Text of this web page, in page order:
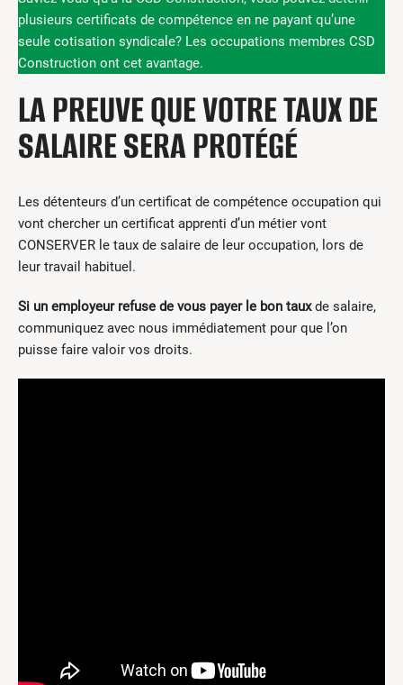
plusieurs certificats de compétence en ne payant qu’une
seule cotisation syndicale? Les occupations membres CSD
Construction ont cet avantage.
LA PREUVE QUE VOTRE TAUX DE
SALAIRE SERA PROTÉGÉ
Les détenteurs d’un certificat de compétence occupation qui
vont chercher un certificat apprenti d’un métier vont
CONSERVER le taux de salaire de leur occupation, lors de
leur travail habituel.
Si un employeur refuse de vous payer le bon tauxde salaire,
communiquez avec nous immédiatement pour que l’on
puisse faire valoir vos droits.